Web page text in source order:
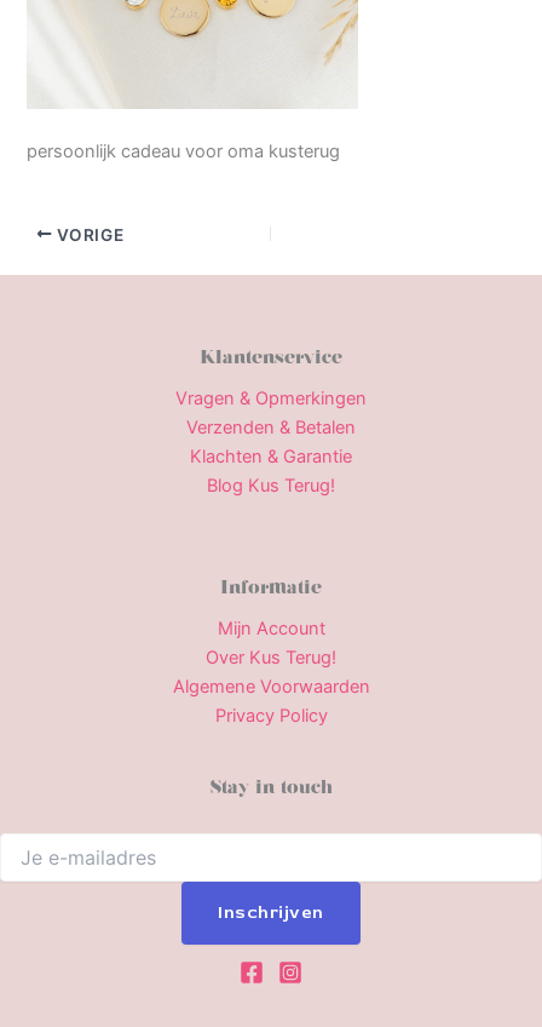
persoonlijk cadeau voor oma kusterug
VORIGE
Klantenservice
Vragen & Opmerkingen
Verzenden & Betalen
Klachten & Garantie
Blog Kus Terug!
Informatie
Mijn Account
Over Kus Terug!
Algemene Voorwaarden
Privacy Policy
Stay in touch